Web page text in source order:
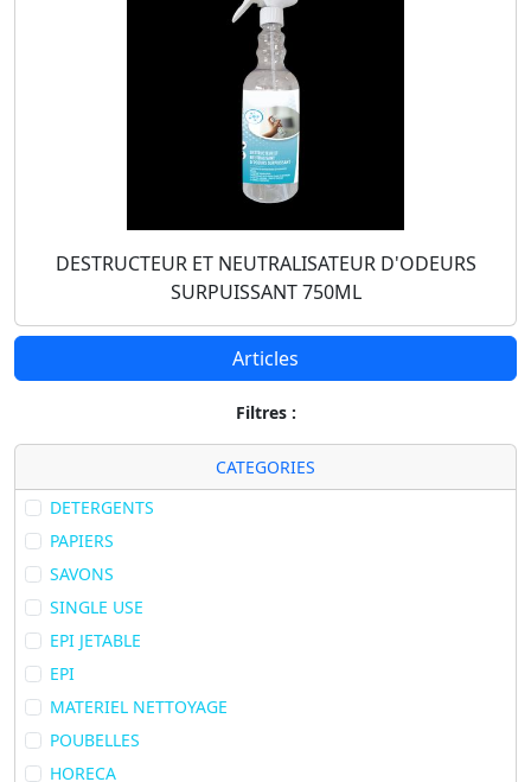
Articles
Filtres :
CATEGORIES
DETERGENTS
PAPIERS
SAVONS
SINGLE USE
EPI JETABLE
EPI
MATERIEL NETTOYAGE
POUBELLES
HORECA
DESTRUCTEUR ET NEUTRALISATEUR D'ODEURS
SURPUISSANT 750ML